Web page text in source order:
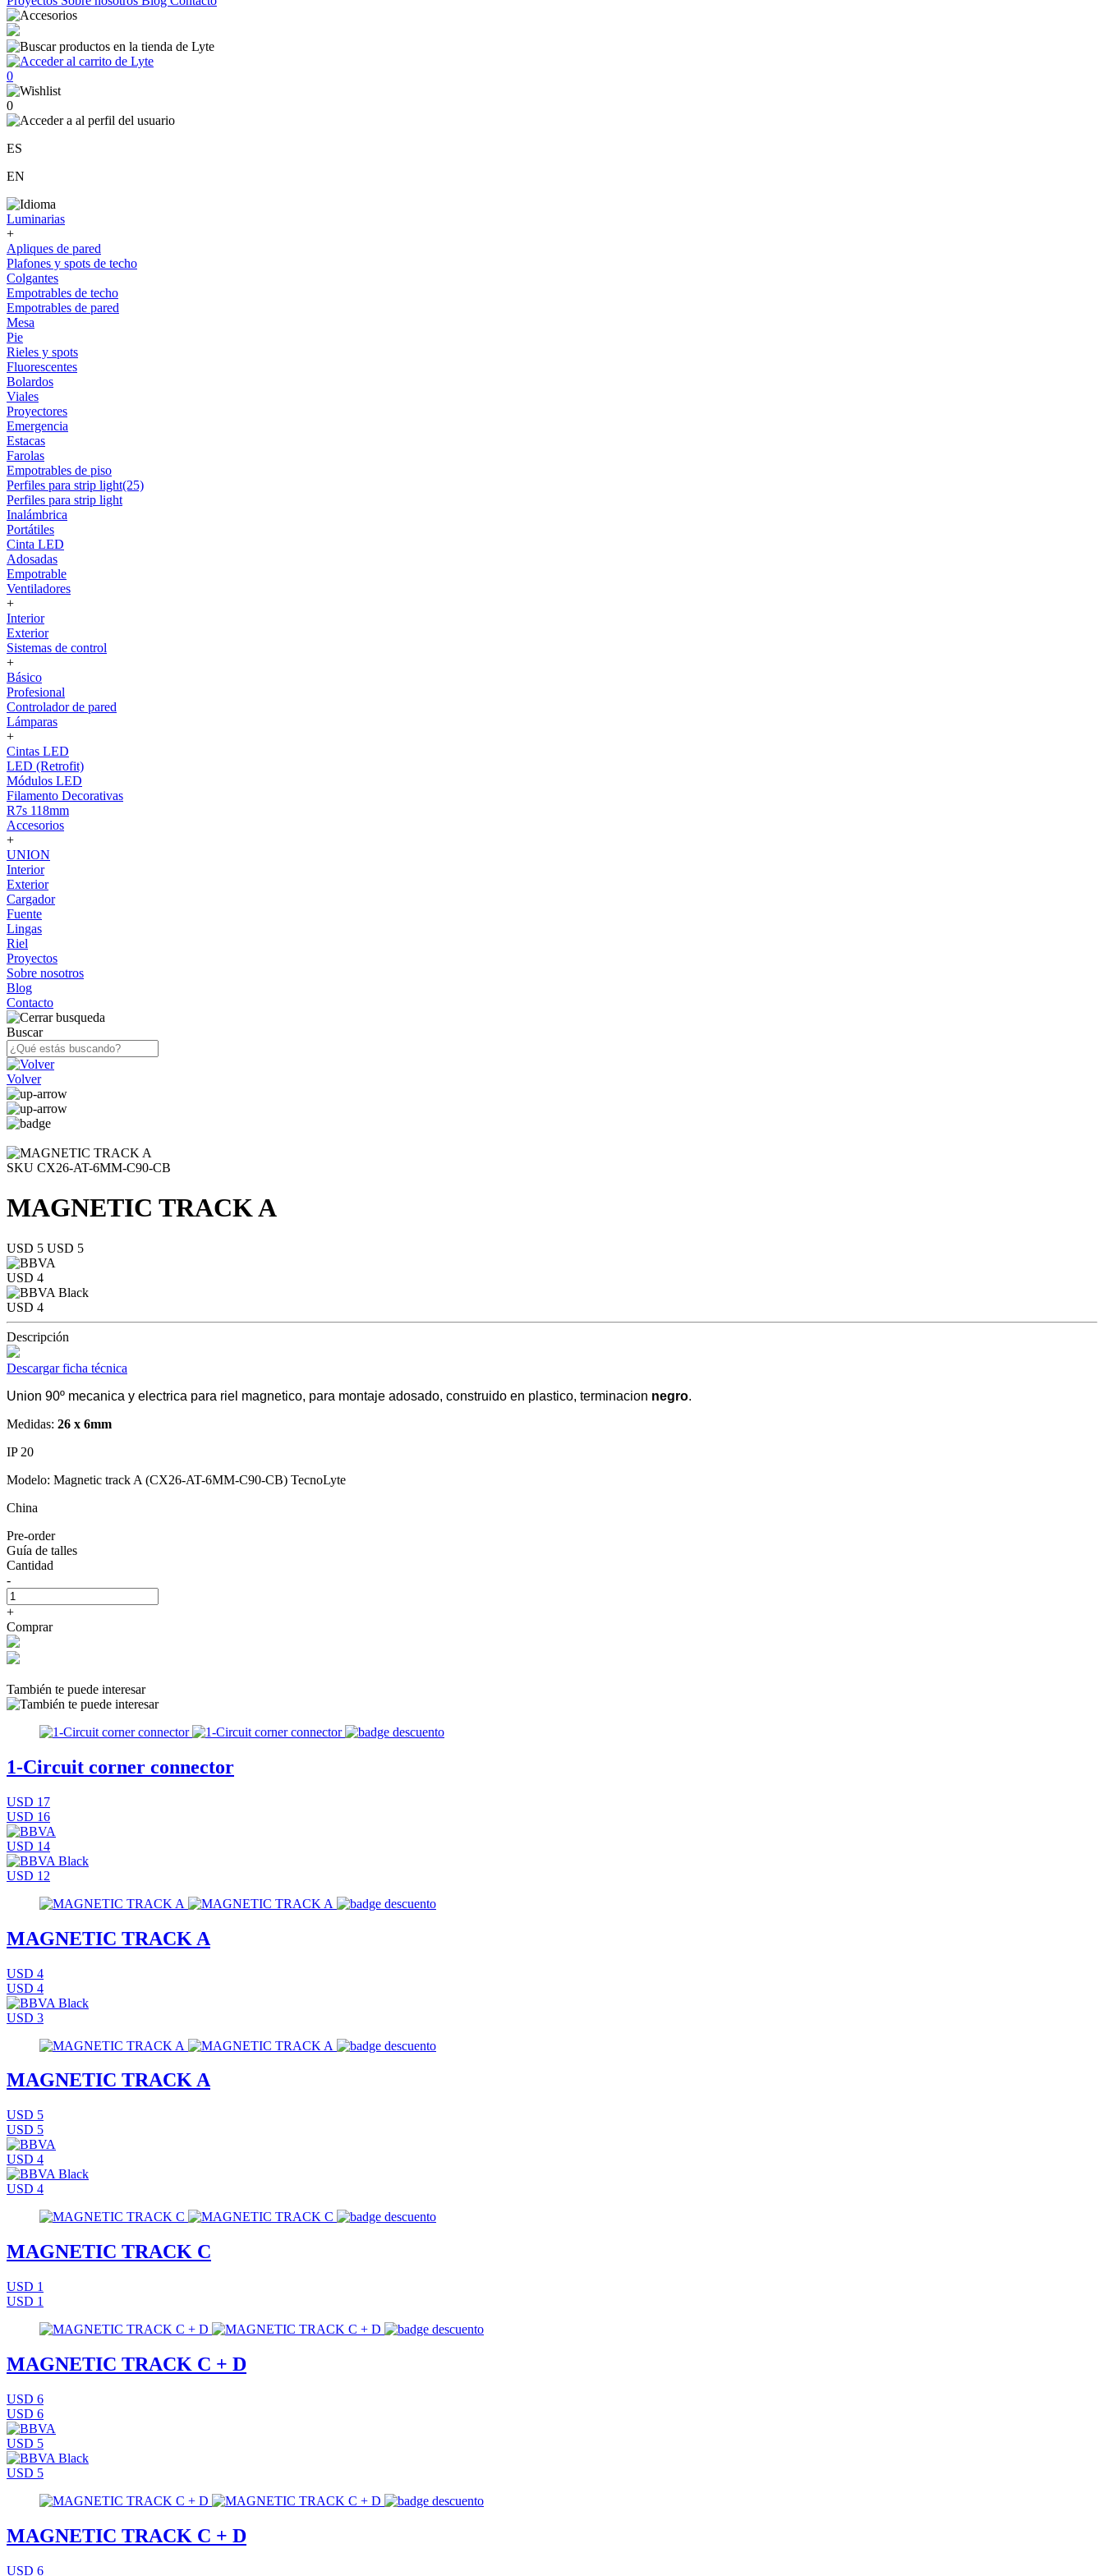
0
0
ES
EN
Luminarias
+
Apliques de pared
Plafones y spots de techo
Colgantes
Empotrables de techo
Empotrables de pared
Mesa
Pie
Rieles y spots
Fluorescentes
Bolardos
Viales
Proyectores
Emergencia
Estacas
Farolas
Empotrables de piso
Perfiles para strip light(25)
Perfiles para strip light
Inalámbrica
Portátiles
Cinta LED
Adosadas
Empotrable
Ventiladores
+
Interior
Exterior
Sistemas de control
+
Básico
Profesional
Controlador de pared
Lámparas
+
Cintas LED
LED (Retrofit)
Módulos LED
Filamento Decorativas
R7s 118mm
Accesorios
+
UNION
Interior
Exterior
Cargador
Fuente
Lingas
Riel
Proyectos
Sobre nosotros
Blog
Contacto
Buscar
Volver
SKU CX26-AT-6MM-C90-CB
MAGNETIC TRACK A
USD 5 USD 5
USD 4
USD 4
Descripción
Descargar ficha técnica
Union 90º mecanica y electrica para riel magnetico, para montaje adosado, construido en plastico, terminacion negro.
Medidas: 26 x 6mm
IP 20
Modelo: Magnetic track A (CX26-AT-6MM-C90-CB) TecnoLyte
China
Pre-order
Guía de talles
Cantidad
-
+
Comprar
También te puede interesar
1-Circuit corner connector
USD 17
USD 16
USD 14
USD 12
MAGNETIC TRACK A
USD 4
USD 4
USD 3
MAGNETIC TRACK A
USD 5
USD 5
USD 4
USD 4
MAGNETIC TRACK C
USD 1
USD 1
MAGNETIC TRACK C + D
USD 6
USD 6
USD 5
USD 5
MAGNETIC TRACK C + D
USD 6